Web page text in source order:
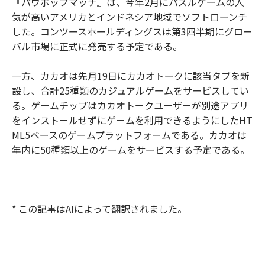
気が高いアメリカとインドネシア地域でソフトローンチ
した。コンツースホールディングスは第3四半期にグロー
バル市場に正式に発売する予定である。
一方、カカオは先月19日にカカオトークに該当タブを新
設し、合計25種類のカジュアルゲームをサービスしてい
る。ゲームチップはカカオトークユーザーが別途アプリ
をインストールせずにゲームを利用できるようにしたHT
ML5ベースのゲームプラットフォームである。カカオは
年内に50種類以上のゲームをサービスする予定である。
* この記事はAIによって翻訳されました。